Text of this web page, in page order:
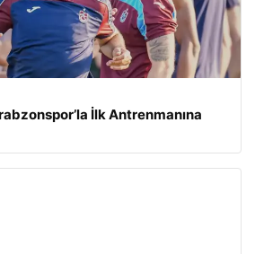
İlk Antrenmanına